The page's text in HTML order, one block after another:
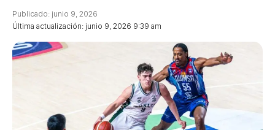
Última actualización: junio 9, 2026 9:39 am
Publicado: junio 9, 2026